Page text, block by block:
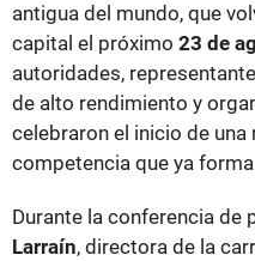
antigua del mundo, que
capital el próximo 23 de
autoridades,
de alto rendimiento y
celebraron el inicio de una
competencia que ya
Durante la conferencia de
Larraín, directora de la